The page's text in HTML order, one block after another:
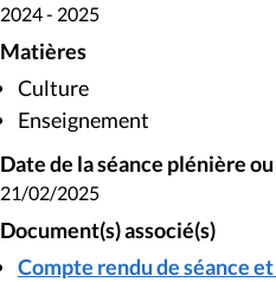
2024 - 2025
Matières
Culture
Enseignement
Date de la séance plénière
21/02/2025
Document(s) associé(s)
Compte rendu de séance